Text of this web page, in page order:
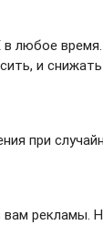
в любое время.
и снижать
при
вам рекламы.